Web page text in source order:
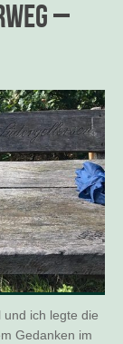
–
und ich legte die
Gedanken im